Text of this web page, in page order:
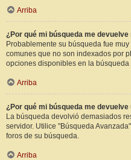
Arriba
¿Por qué mi búsqueda me
Probablemente su búsqueda fue
comunes que no son indexados por
opciones disponibles en la búsqueda
Arriba
¿Por qué mi búsqueda me devuelve
La búsqueda devolvió demasiados
servidor. Utilice "Búsqueda
foros de su búsqueda.
Arriba